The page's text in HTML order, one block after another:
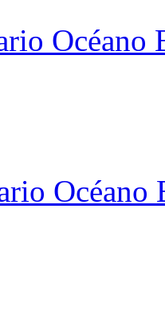
Océano
Océano